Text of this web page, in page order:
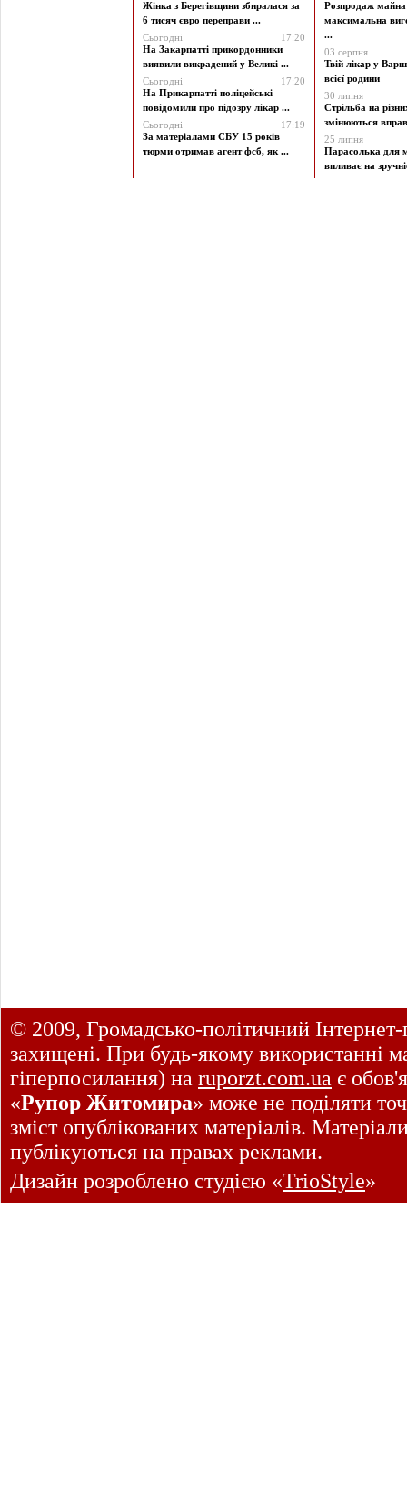
Жінка з Берегівщини збиралася за
6 тисяч євро переправи ...
Сьогодні
17:20
На Закарпатті прикордонники
виявили викрадений у Великі ...
Сьогодні
17:20
На Прикарпатті поліцейські
повідомили про підозру лікар ...
Сьогодні
17:19
За матеріалами СБУ 15 років
тюрми отримав агент фсб, як ...
Розпродаж майна
максимальна
...
03 серпня
Твій лікар у
всієї родини
30 липня
Стрільба на
змінюються
25 липня
Парасолька для
впливає на
© 2009, Громадсько-політичний
захищені. При будь-якому використанні
гіперпосилання) на ruporzt.com.ua є
«Рупор Житомира» може не поділяти
зміст опублікованих матеріалів.
публікуються на правах реклами.
Дизайн розроблено студією «TrioStyle»